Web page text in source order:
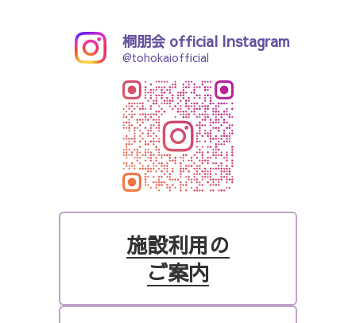
桐朋会 official Instagram
@tohokaiofficial
施設利用の
ご案内